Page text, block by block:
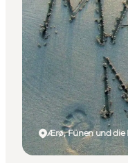
Ærø, Fünen und die